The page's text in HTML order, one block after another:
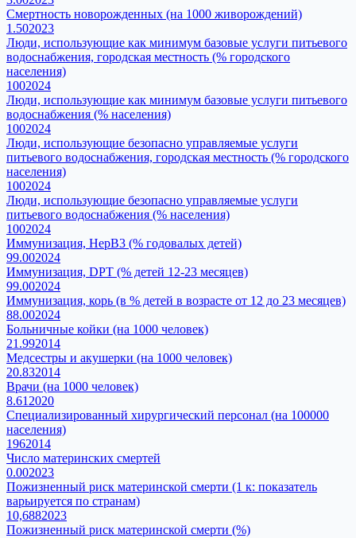
Смертность новорожденных (на 1000 живорождений)
1.502023
Люди, использующие как минимум базовые услуги питьевого
водоснабжения, городская местность (% городского
населения)
1002024
Люди, использующие как минимум базовые услуги питьевого
водоснабжения (% населения)
1002024
Люди, использующие безопасно управляемые услуги
питьевого водоснабжения, городская местность (% городского
населения)
1002024
Люди, использующие безопасно управляемые услуги
питьевого водоснабжения (% населения)
1002024
Иммунизация, HepB3 (% годовалых детей)
99.002024
Иммунизация, DPT (% детей 12-23 месяцев)
99.002024
Иммунизация, корь (в % детей в возрасте от 12 до 23 месяцев)
88.002024
Больничные койки (на 1000 человек)
21.992014
Медсестры и акушерки (на 1000 человек)
20.832014
Врачи (на 1000 человек)
8.61 2020
Специализированный хирургический персонал (на 100000
населения)
1962014
Число материнских смертей
0.002023
Пожизненный риск материнской смерти (1 к: показатель
варьируется по странам)
10,6882023
Пожизненный риск материнской смерти (%)